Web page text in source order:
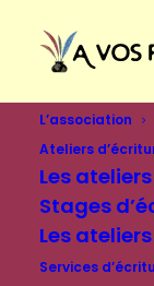
L’association
Ateliers
Les
Stages
Les
Services